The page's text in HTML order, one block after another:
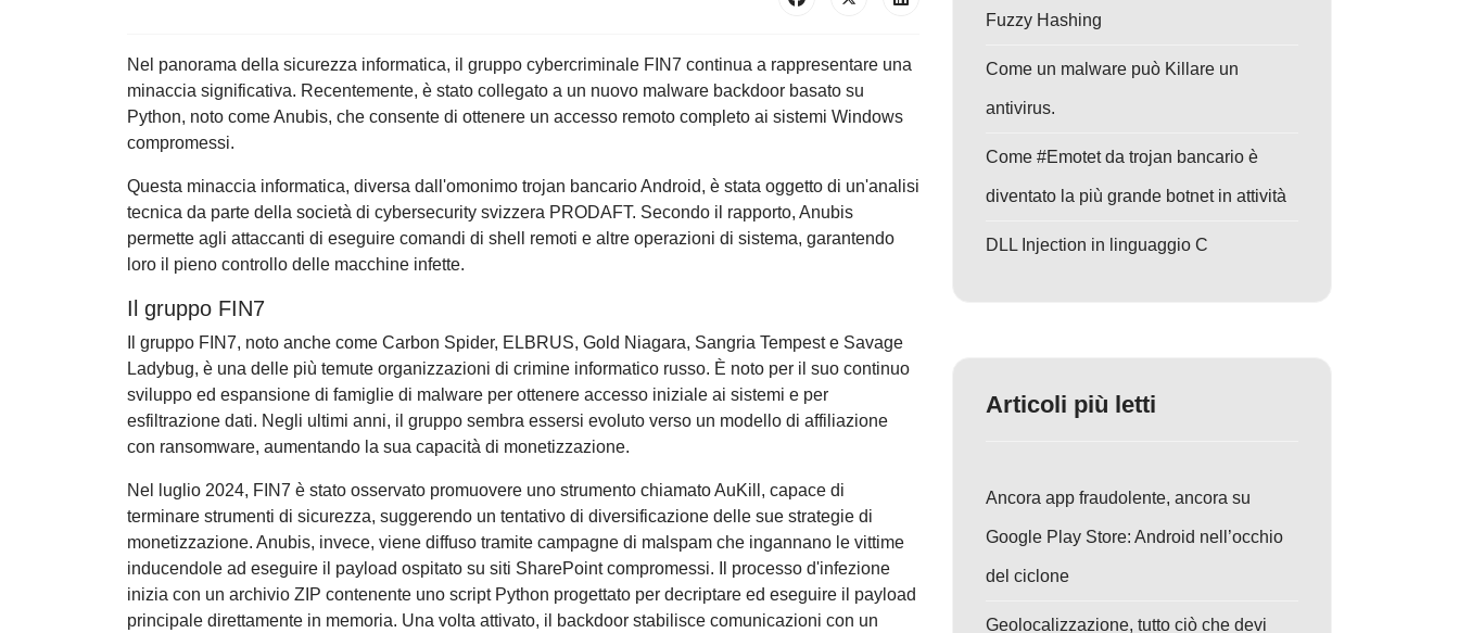
Nel panorama della sicurezza informatica, il gruppo cybercriminale FIN7 continua a rappresentare una
minaccia significativa. Recentemente, è stato collegato a un nuovo malware backdoor basato su
Python, noto come Anubis, che consente di ottenere un accesso remoto completo ai sistemi Windows
compromessi.
Questa minaccia informatica, diversa dall'omonimo trojan bancario Android, è stata oggetto di un'analisi
tecnica da parte della società di cybersecurity svizzera PRODAFT. Secondo il rapporto, Anubis
permette agli attaccanti di eseguire comandi di shell remoti e altre operazioni di sistema, garantendo
loro il pieno controllo delle macchine infette.
Il gruppo FIN7
Il gruppo FIN7, noto anche come Carbon Spider, ELBRUS, Gold Niagara, Sangria Tempest e Savage
Ladybug, è una delle più temute organizzazioni di crimine informatico russo. È noto per il suo continuo
sviluppo ed espansione di famiglie di malware per ottenere accesso iniziale ai sistemi e per
esfiltrazione dati. Negli ultimi anni, il gruppo sembra essersi evoluto verso un modello di affiliazione
con ransomware, aumentando la sua capacità di monetizzazione.
Nel luglio 2024, FIN7 è stato osservato promuovere uno strumento chiamato AuKill, capace di
terminare strumenti di sicurezza, suggerendo un tentativo di diversificazione delle sue strategie di
monetizzazione. Anubis, invece, viene diffuso tramite campagne di malspam che ingannano le vittime
inducendole ad eseguire il payload ospitato su siti SharePoint compromessi. Il processo d'infezione
inizia con un archivio ZIP contenente uno script Python progettato per decriptare ed eseguire il payload
principale direttamente in memoria. Una volta attivato, il backdoor stabilisce comunicazioni con un
Fuzzy Hashing
Come un malware può Killare un
antivirus.
Come #Emotet da trojan bancario è
diventato la più grande botnet in attività
DLL Injection in linguaggio C
Articoli più letti
Ancora app fraudolente, ancora su
Google Play Store: Android nell’occhio
del ciclone
Geolocalizzazione, tutto ciò che devi